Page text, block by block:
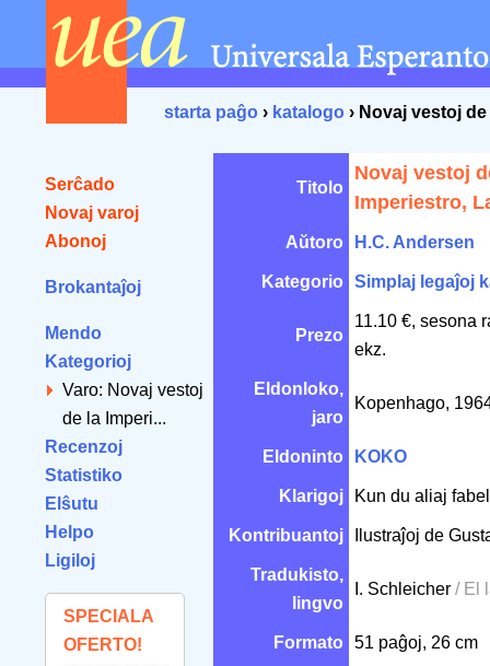
starta paĝo › katalogo › Novaj vestoj
Serĉado
Novaj varoj
Abonoj
Brokantaĵoj
Mendo
Kategorioj
Varo: Novaj vestoj
de la Imperi...
Recenzoj
Statistiko
Elŝutu
Helpo
Ligiloj
SPECIALA
OFERTO!
Titolo
Novaj vestoj
Imperiestro,
Aŭtoro H.C. Andersen
Kategorio Simplaj legaĵoj
Prezo
11.10 €, sesona
ekz.
Eldonloko,
jaro
Kopenhago,
Eldoninto KOKO
Klarigoj Kun du aliaj
Kontribuantoj Ilustraĵoj de
Tradukisto,
lingvo
I. Schleicher / El
Formato 51 paĝoj, 26 cm